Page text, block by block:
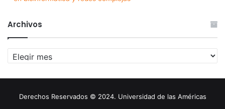
Archivos
Archivos
Derechos Reservados © 2024. Universidad de las Américas